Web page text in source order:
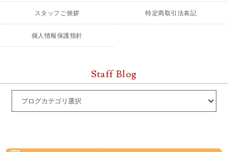
スタッフご挨拶 特定商取引法表記
個人情報保護指針
Staff Blog